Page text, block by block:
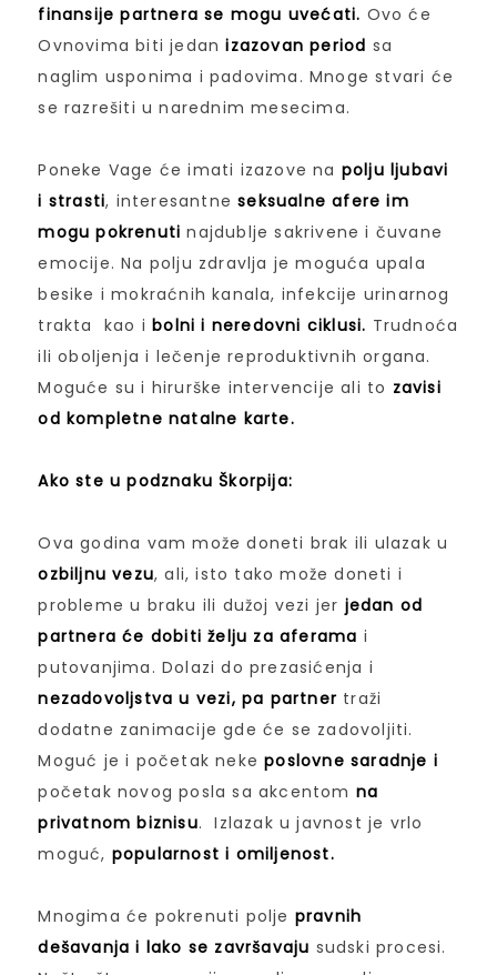
finansije partnera se mogu uvećati. Ovo će
Ovnovima biti jedan izazovan period sa
naglim usponima i padovima. Mnoge stvari će
se razrešiti u narednim mesecima.
Poneke Vage će imati izazove na polju ljubavi
i strasti, interesantneseksualne afere im
mogu pokrenuti najdublje sakrivene i čuvane
emocije. Na polju zdravlja je moguća upala
besike i mokraćnih kanala, infekcije urinarnog
trakta kao ibolni i neredovni ciklusi. Trudnoća
ili oboljenja i lečenje reproduktivnih organa.
Moguće su i hirurške intervencije ali to zavisi
od kompletne natalne karte.
Ako ste u podznaku Škorpija:
Ova godina vam može doneti brak ili ulazak u
ozbiljnu vezu, ali, isto tako može doneti i
probleme u braku ili dužoj vezi jer jedan od
partnera će dobiti želju za aferama i
putovanjima. Dolazi do prezasićenja i
nezadovoljstva u vezi, pa partner traži
dodatne zanimacije gde će se zadovoljiti.
Moguć je i početak nekeposlovne saradnje i
početak novog posla sa akcentom na
privatnom biznisu. Izlazak u javnost je vrlo
moguć, popularnost i omiljenost.
Mnogima će pokrenuti polje pravnih
dešavanja i lako se završavaju sudski procesi.